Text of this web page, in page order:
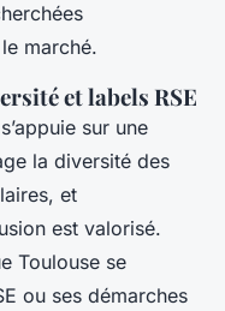
marché.
et labels RSE
sur une
la diversité des
et
est valorisé.
Toulouse se
ou ses démarches